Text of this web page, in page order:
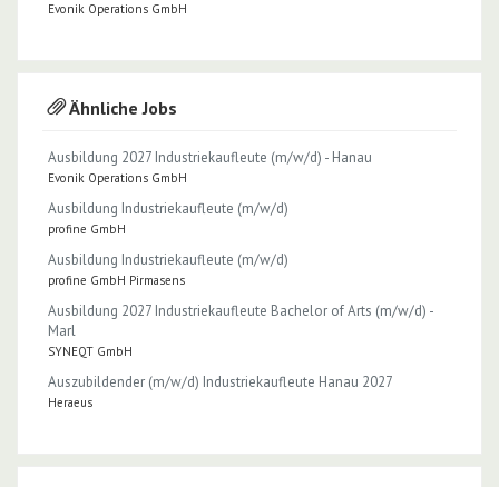
Evonik Operations GmbH
Ähnliche Jobs
Ausbildung 2027 Industriekaufleute (m/w/d) - Hanau
Evonik Operations GmbH
Ausbildung Industrie­kaufleute (m/w/d)
profine GmbH
Ausbildung Industrie­kaufleute (m/w/d)
profine GmbH Pirmasens
Ausbildung 2027 Industriekaufleute Bachelor of Arts (m/w/d) -
Marl
SYNEQT GmbH
Auszubildender (m/w/d) Industriekaufleute Hanau 2027
Heraeus